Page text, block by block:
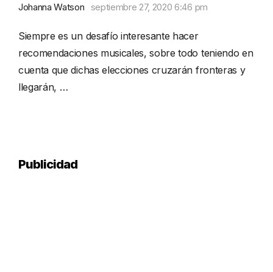
Johanna Watson septiembre 27, 2020 6:46 pm
Siempre es un desafío interesante hacer
recomendaciones musicales, sobre todo teniendo en
cuenta que dichas elecciones cruzarán fronteras y
llegarán, …
Publicidad